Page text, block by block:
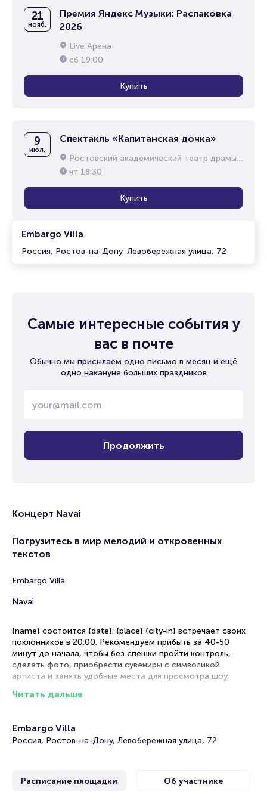
Embargo Villa
Россия, Ростов-на-Дону, Левобережная улица, 72
21
нояб.
Премия Яндекс Музыки: Распаковка
2026
Live Арена
сб 19:00
Купить
9
июл.
Спектакль «Капитанская дочка»
Ростовский академический театр драмы им. М.Горького
чт 18:30
Купить
Самые интересные события у
вас в почте
Обычно мы присылаем одно письмо в месяц и ещё
одно накануне больших праздников
Продолжить
Концерт Navai
Погрузитесь в мир мелодий и откровенных
текстов
Embargo Villa
Navai
{name} состоится {date}. {place} {city-in} встречает своих
поклонников в 20:00. Рекомендуем прибыть за 40-50
минут до начала, чтобы без спешки пройти контроль,
сделать фото, приобрести сувениры с символикой
артиста и занять удобные места для просмотра шоу.
Рекомендации по выбору мест
Танцевальный партер — идеальная зона для активных
фанатов, желающих двигаться в такт музыке и быть ближе
к своему кумиру
Сидячие места — комфортный вариант для спокойного
Читать дальше
Embargo Villa
Россия, Ростов-на-Дону, Левобережная улица, 72
Расписание площадки Об участнике